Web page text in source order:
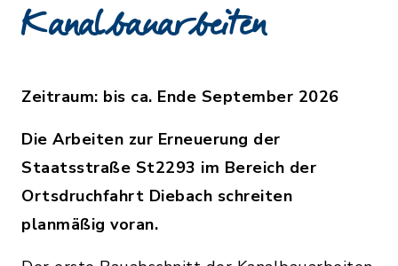
Kanalbauarbeiten
Zeitraum: bis ca. Ende September 2026
Die Arbeiten zur Erneuerung der
Staatsstraße St2293 im Bereich der
Ortsdruchfahrt Diebach schreiten
planmäßig voran.